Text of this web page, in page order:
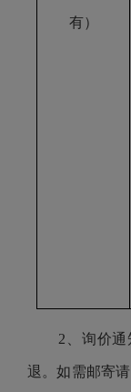
有）
2、询价通知
退。如需邮寄